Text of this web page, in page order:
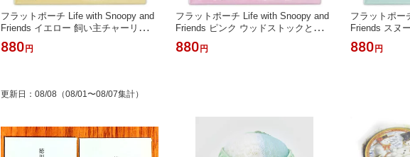
フラットポーチ Life with Snoopy and
Friends イエロー 飼い主チャーリーと
仲良しウッドストック Hallmark ホー
ルマーク ビニールバッグ 保存ケース
880円
フラットポーチ Life with Snoopy and
Friends ピンク ウッドストックとハグ
Hallmark ホールマーク ビニールバッ
グ 保存ケース 書類ケース インナーケ
880円
フラットポー
Friends スヌ
ン Hallmark
ッグ 保存ケ
880円
更新日 ： 08/08 （08/01〜08/07集計）